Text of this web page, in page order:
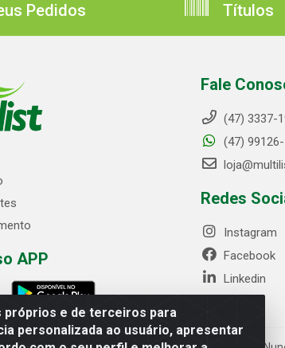
e de terceiros para
personalizada ao usuário, apresentar
Pedidos Títulos
APP
Fale
(47) 3337-
(47)
Redes
Instagram
Facebook
Linkedin